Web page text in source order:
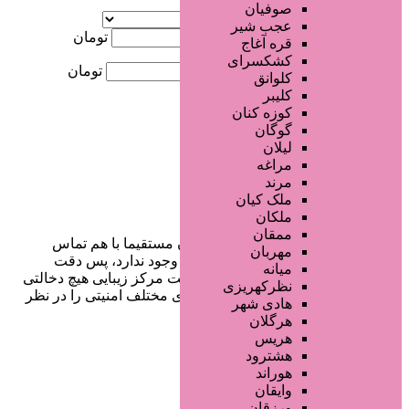
صوفیان
عجب شیر
قره آغاج
کشکسرای
کلوانق
کلیبر
کوزه کنان
گوگان
لیلان
مراغه
مرند
ملک کیان
ملکان
ممقان
مهربان
میانه
نظرکهریزی
هادی شهر
هرگلان
هریس
هشترود
هوراند
وایقان
کمترین قیمت
تومان
بیشترین قیمت تومان
در سایت تبلیغاتی مرکز زیبایی کاربران مستقیما با هم تماس
می‌گیرند و هیچ واسطه‌ای در این میان وجود ندارد، پس دقت
فرمایید که در خرید و فروشِ شما سایت مرکز زیبایی هیچ دخالتی
نداشته و کاربران باید خودشان جنبه‌های مختلف امنیتی را در نظر
دسترسی سریع